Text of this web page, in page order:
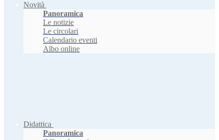
Novità
Panoramica
Le notizie
Le circolari
Calendario eventi
Albo online
Didattica
Panoramica